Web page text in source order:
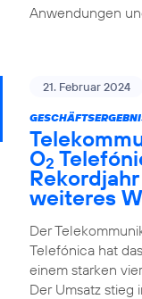
Anwendungen
21. Februar 2024
O2
weiteres
Der
Telefónica hat
einem starken
Der Umsatz stieg